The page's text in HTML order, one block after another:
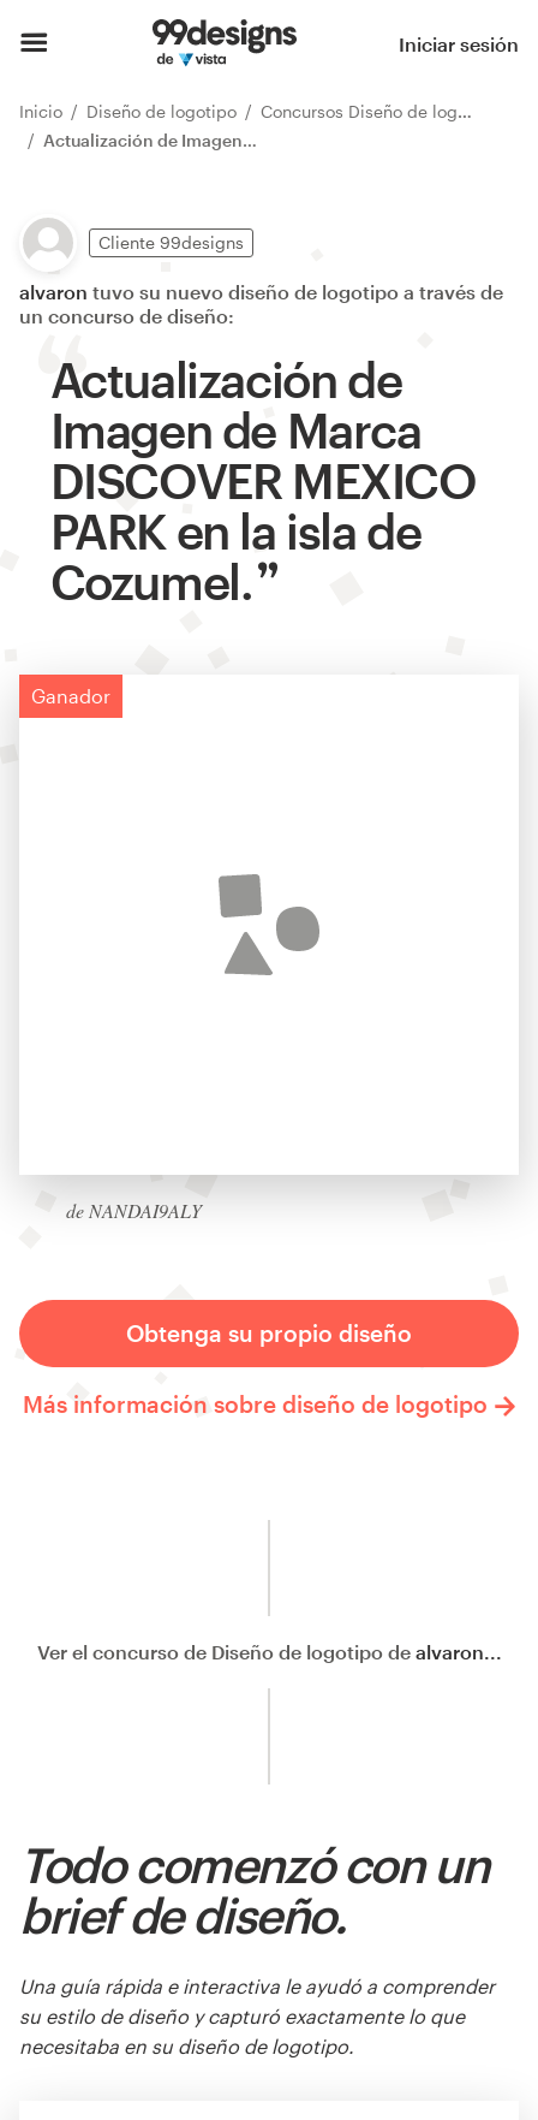
Iniciar sesión
Inicio Diseño de logotipo
Concursos Diseño de logotipo
Actualización de Imagen de Marca DISCOVER MEXICO PARK en la isla de Cozumel.
Cliente 99designs
alvaron tuvo su nuevo diseño de logotipo a través de
un concurso de diseño:
Ganador
de NANDAI9ALY
Actualización de
Imagen de Marca
DISCOVER MEXICO
PARK en la isla de
Cozumel.
Obtenga su propio diseño
Más información sobre diseño de logotipo
Ver el concurso de Diseño de logotipo de alvaron...
Todo comenzó con un
brief de diseño.
Una guía rápida e interactiva le ayudó a comprender
su estilo de diseño y capturó exactamente lo que
necesitaba en su diseño de logotipo.